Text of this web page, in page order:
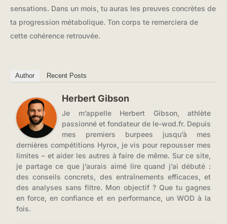
sensations. Dans un mois, tu auras les preuves concrètes de
ta progression métabolique. Ton corps te remerciera de
cette cohérence retrouvée.
Author Recent Posts
Herbert Gibson
Je m’appelle Herbert Gibson, athlète
passionné et fondateur de le-wod.fr. Depuis
mes premiers burpees jusqu’à mes
dernières compétitions Hyrox, je vis pour repousser mes
limites – et aider les autres à faire de même. Sur ce site,
je partage ce que j’aurais aimé lire quand j’ai débuté :
des conseils concrets, des entraînements efficaces, et
des analyses sans filtre. Mon objectif ? Que tu gagnes
en force, en confiance et en performance, un WOD à la
fois.